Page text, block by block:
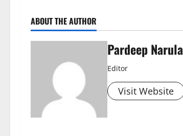
ABOUT THE AUTHOR
Pardeep Narula
Editor
Visit Website